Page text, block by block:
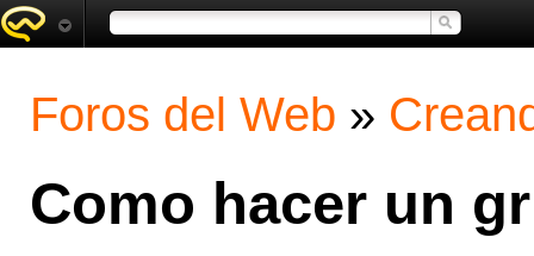
Foros del Web »
Como hacer un